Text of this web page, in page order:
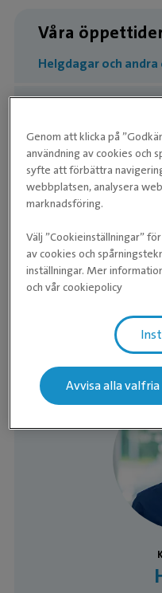
Våra
Helgdagar och
Måndag
Tisdag
Onsdag
Torsdag
Fredag
Genom att klicka på
användning av cookies och
syfte att förbättra
webbplatsen, analysera
marknadsföring.
Välj ”Cookieinställningar”
av cookies och
inställningar. Mer
och vår cookiepolicy
Avvisa alla valfria